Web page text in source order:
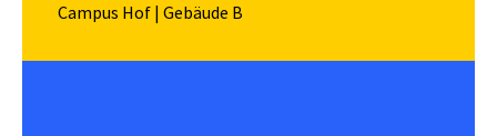
Campus Hof | Gebäude B